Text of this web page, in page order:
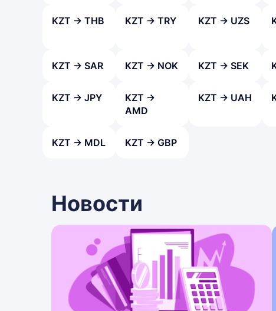
KZT → THB KZT → TRY KZT → UZS
KZT → SAR KZT → NOK KZT → SEK
KZT → JPY
KZT →
AMD
KZT → UAH
KZT → MDL KZT → GBP
Новости